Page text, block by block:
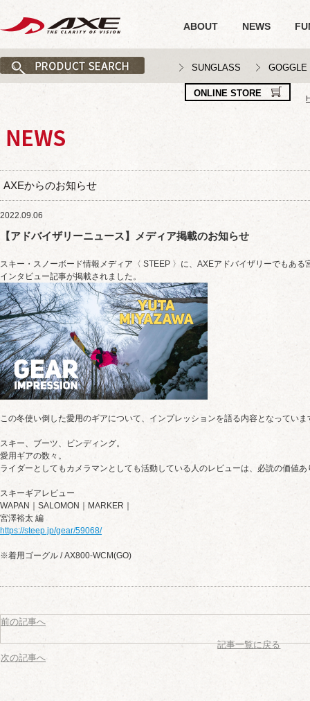
ABOUT NEWS
SUNGLASS GOGGLE
ONLINE STORE
AXEからのお知らせ
2022.09.06
【アドバイザリーニュース】メディア掲載のお知らせ
スキー・スノーボード情報メディア〈 STEEP 〉に、AXEアドバイザリーでもある
インタビュー記事が掲載されました。
この冬使い倒した愛用のギアについて、インプレッションを語る内容となっていま
スキー、ブーツ、ビンディング。
愛用ギアの数々。
ㅤライダーとしてもカメラマンとしても活動している人のレビューは、必読の価値あ
スキーギアレビュー
WAPAN｜SALOMON｜MARKER｜
宮澤裕太 編
https://steep.jp/gear/59068/
ㅤㅤ※着用ゴーグル / AX800-WCM(GO)
前の記事へ
記事一覧に戻る
次の記事へ